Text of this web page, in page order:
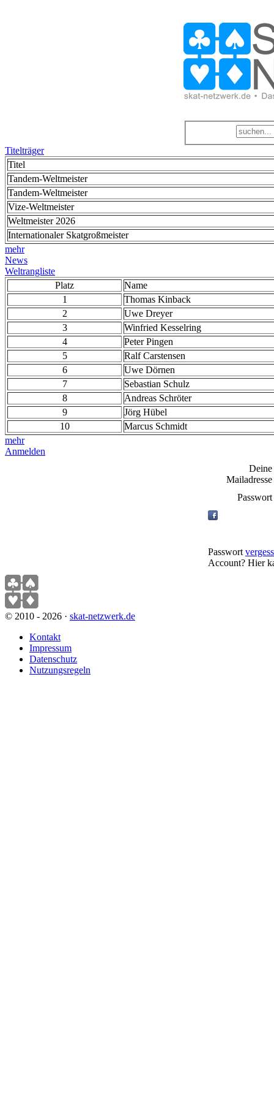
Titelträger
Titel
Tandem-Weltmeister
Tandem-Weltmeister
Vize-Weltmeister
Weltmeister 2026
Internationaler Skatgroßmeister
mehr
News
Weltrangliste
Platz
Name
1
Thomas Kinback
2
Uwe Dreyer
3
Winfried Kesselring
4
Peter Pingen
5
Ralf Carstensen
6
Uwe Dörnen
7
Sebastian Schulz
8
Andreas Schröter
9
Jörg Hübel
10
Marcus Schmidt
mehr
Anmelden
Deine
Mailadresse
Passwort
Passwort
Account? Hier
© 2010 - 2026 · skat-netzwerk.de
Kontakt
Impressum
Datenschutz
Nutzungsregeln